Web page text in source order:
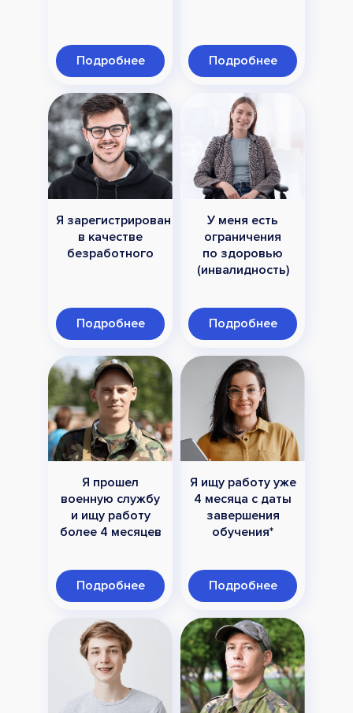
Подробнее Подробнее
Я зарегистрирован
в качестве
безработного
Подробнее
У меня есть
ограничения
по здоровью
(инвалидность)
Подробнее
Я прошел
военную службу
и ищу работу
более 4 месяцев
Подробнее
Я ищу работу уже
4 месяца с даты
завершения
обучения*
Подробнее